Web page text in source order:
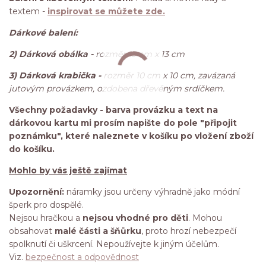
textem - inspirovat se můžete zde.
Dárkové balení:
2) Dárková obálka -rozměr 13 cm x 13 cm
3) Dárková krabička - rozměr 10 cm x 10 cm, zavázaná
jutovým provázkem, ozdobena dřevěným srdíčkem.
Všechny požadavky - barva provázku a text na
dárkovou kartu mi prosím napište do pole "připojit
poznámku", které naleznete v košíku po vložení zboží
do košíku.
Mohlo by vás ještě zajímat
Upozornění: náramky jsou určeny výhradně jako módní
šperk pro dospělé.
Nejsou hračkou a nejsou vhodné pro děti. Mohou
obsahovat malé části a šňůrku, proto hrozí nebezpečí
spolknutí či uškrcení. Nepoužívejte k jiným účelům.
Viz. bezpečnost a odpovědnost